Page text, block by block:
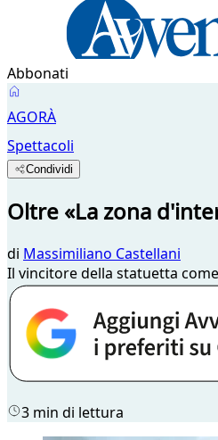
Abbonati
AGORÀ
Spettacoli
Condividi
Oltre «La zona
di Massimiliano Castellani
Il vincitore della statuetta
3 min di lettura